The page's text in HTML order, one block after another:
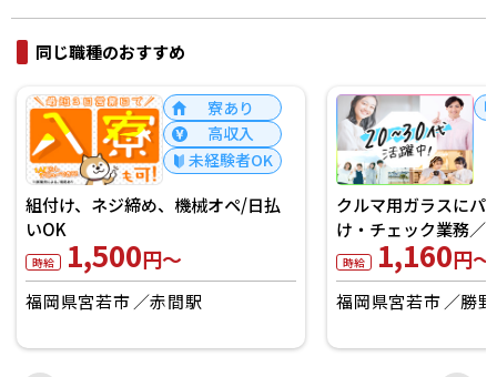
同じ職種のおすすめ
寮あり
高収入
未経験者OK
組付け、ネジ締め、機械オペ/日払
いOK
時給 1,500円～
福岡県宮若市 赤間駅
クルマ用ガラスにパ
け・チェック業務／
時給 1,160円～
福岡県宮若市 勝